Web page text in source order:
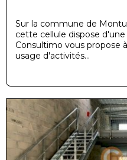
Sur la commune de
cette cellule dispose
Consultimo vous propose
usage d'activités...